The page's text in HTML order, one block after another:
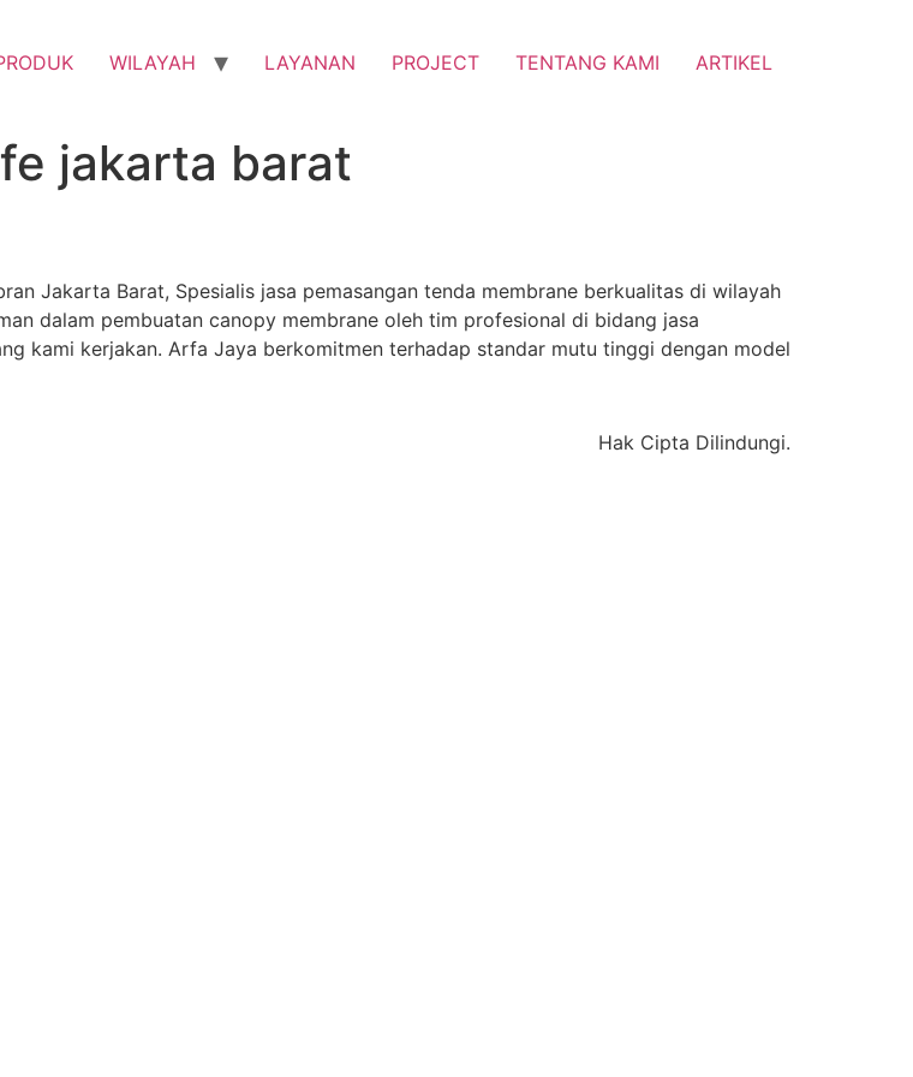
WILAYAH LAYANAN PROJECT TENTANG KAMI ARTIKEL
jakarta barat
Jakarta Barat, Spesialis jasa pemasangan tenda membrane berkualitas di wilayah
dalam pembuatan canopy membrane oleh tim profesional di bidang jasa
kami kerjakan. Arfa Jaya berkomitmen terhadap standar mutu tinggi dengan model
Hak Cipta Dilindungi.